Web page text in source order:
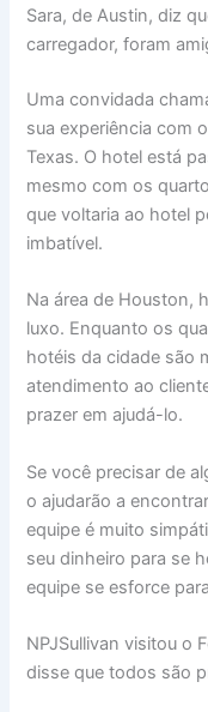
Sara, de Austin, diz
carregador, foram
Uma convidada
sua experiência com
Texas. O hotel está
mesmo com os
que voltaria ao hotel
imbatível.
Na área de Houston,
luxo. Enquanto os
hotéis da cidade são
atendimento ao
prazer em ajudá-lo.
Se você precisar de
o ajudarão a
equipe é muito
seu dinheiro para se
equipe se esforce
NPJSullivan visitou o
disse que todos são